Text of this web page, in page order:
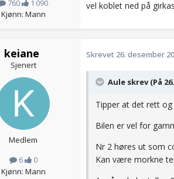
760
1 090
Kjønn: Mann
vel koblet ned på
keiane
Sjenert
Medlem
6
0
Kjønn: Mann
Skrevet 26. desember
Aule skrev (På
Tipper at det rett
Bilen er vel for
Nr 2 høres ut som
Kan være morkne